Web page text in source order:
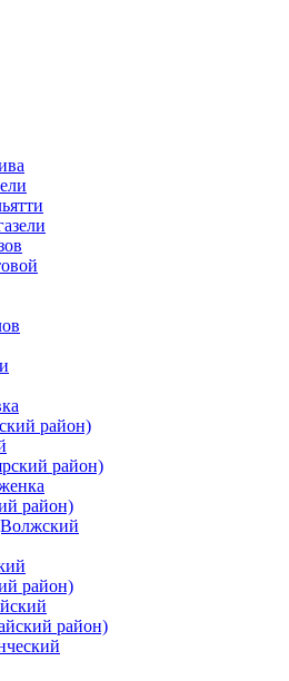
район)
район)
район)
район)
район)